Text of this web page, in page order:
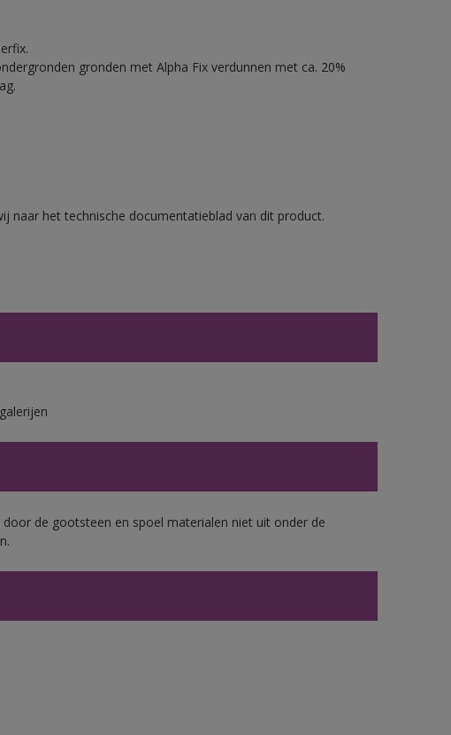
gronden met Alpha Fix verdunnen met ca. 20%
naar het technische documentatieblad van dit product.
de gootsteen en spoel materialen niet uit onder de